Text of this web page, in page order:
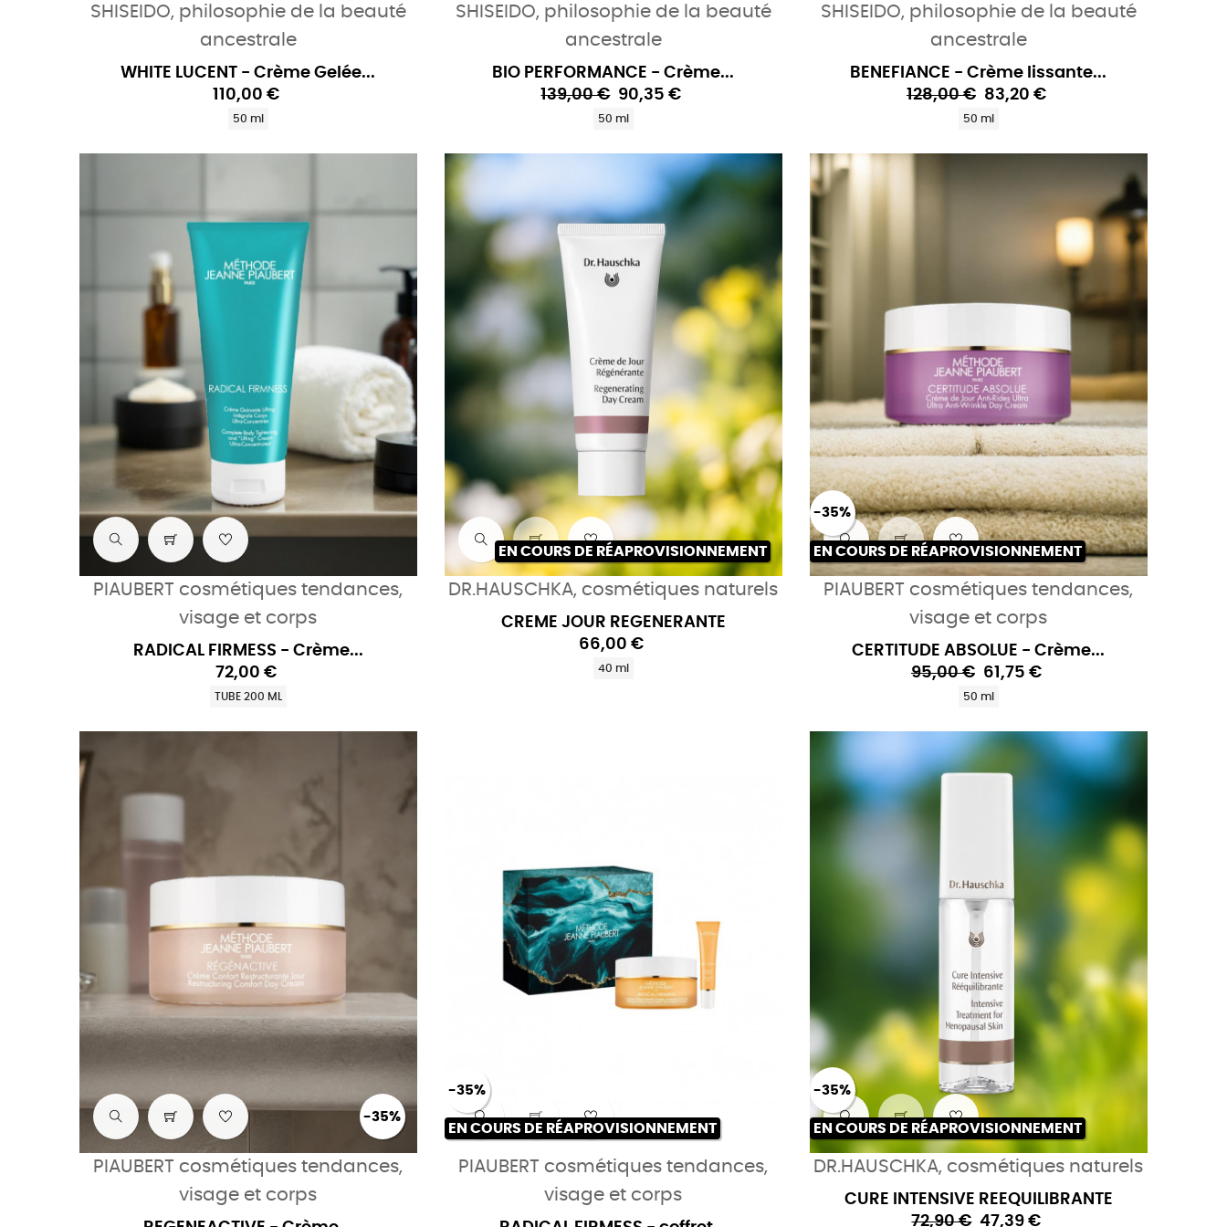
SHISEIDO, philosophie de la beauté
ancestrale
WHITE LUCENT - Crème Gelée...
110,00 €
50 ml
SHISEIDO, philosophie de la beauté
ancestrale
BIO PERFORMANCE - Crème...
139,00 € 90,35 €
50 ml
SHISEIDO, philosophie de la beauté
ancestrale
BENEFIANCE - Crème lissante...
128,00 € 83,20 €
50 ml
PIAUBERT cosmétiques tendances,
visage et corps
RADICAL FIRMESS - Crème...
72,00 €
TUBE 200 ML
EN COURS DE RÉAPROVISIONNEMENT
DR.HAUSCHKA, cosmétiques naturels
CREME JOUR REGENERANTE
66,00 €
40 ml
-35%
EN COURS DE RÉAPROVISIONNEMENT
PIAUBERT cosmétiques tendances,
visage et corps
CERTITUDE ABSOLUE - Crème...
95,00 € 61,75 €
50 ml
-35%
PIAUBERT cosmétiques tendances,
visage et corps
-35%
EN COURS DE RÉAPROVISIONNEMENT
PIAUBERT cosmétiques tendances,
visage et corps
-35%
EN COURS DE RÉAPROVISIONNEMENT
DR.HAUSCHKA, cosmétiques naturels
CURE INTENSIVE REEQUILIBRANTE
72,90 € 47,39 €